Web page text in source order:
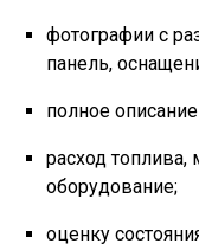
фотографии с
панель,
полное
расход топлива,
оборудование;
оценку